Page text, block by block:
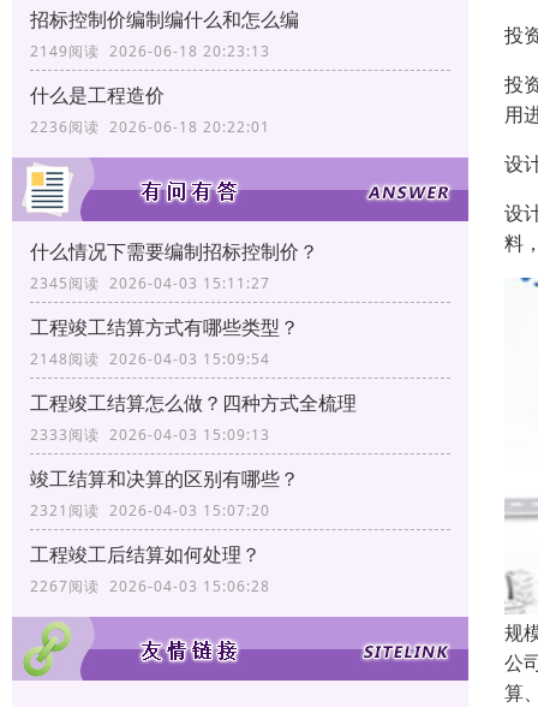
招标控制价编制编什么和怎么编
2149阅读 2026-06-18 20:23:13
什么是工程造价
2236阅读 2026-06-18 20:22:01
什么情况下需要编制招标控制价？
2345阅读 2026-04-03 15:11:27
工程竣工结算方式有哪些类型？
2148阅读 2026-04-03 15:09:54
工程竣工结算怎么做？四种方式全梳理
2333阅读 2026-04-03 15:09:13
竣工结算和决算的区别有哪些？
2321阅读 2026-04-03 15:07:20
工程竣工后结算如何处理？
2267阅读 2026-04-03 15:06:28
投
投
用
设
设
料
规
公
算